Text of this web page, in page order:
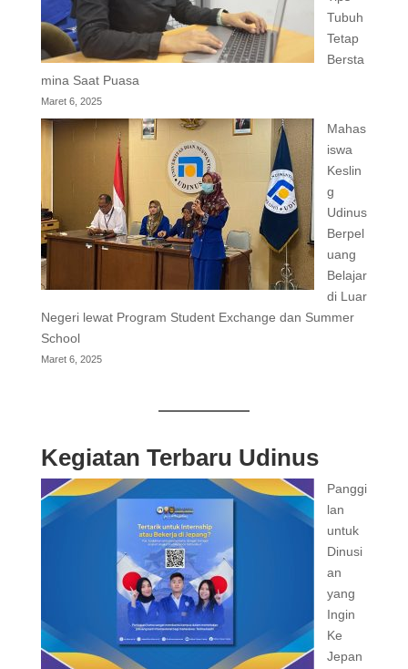
Tubuh
Tetap
Bersta
mina Saat Puasa
Maret 6, 2025
Mahas
iswa
Keslin
g
Udinus
Berpel
uang
Belajar
di Luar
Negeri lewat Program Student Exchange dan Summer
School
Maret 6, 2025
Kegiatan Terbaru Udinus
Panggi
lan
untuk
Dinusi
an
yang
Ingin
Ke
Jepan